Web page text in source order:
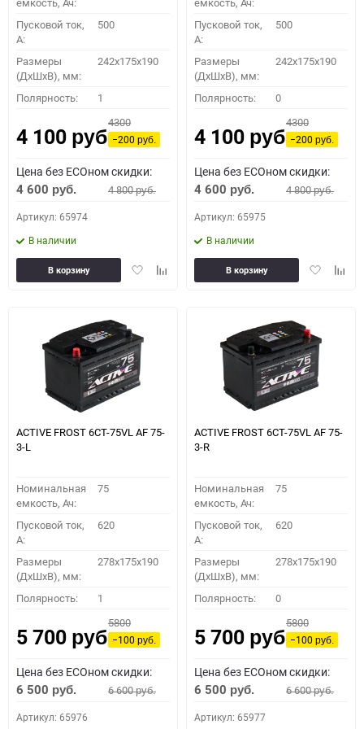
Пусковой ток,
A:
500
Размеры
(ДхШхВ), мм:
242x175x190
Полярность: 1
4 100 руб.
4300
−200руб.
Цена без ECOном скидки:
4 600 руб. 4 800руб.
Артикул: 65974
В наличии
ДобавитьДобавить
В корзину
Пусковой ток,
A:
500
Размеры
(ДхШхВ), мм:
242x175x190
Полярность: 0
4 100 руб.
4300
−200руб.
Цена без ECOном скидки:
4 600 руб. 4 800руб.
Артикул: 65975
В наличии
Добавить
В корзину
ACTIVE FROST 6СТ-75VL АF 75-
3-L
Номинальная
емкость, Ач:
75
Пусковой ток,
A:
620
Размеры
(ДхШхВ), мм:
278x175x190
Полярность: 1
5 700 руб.
5800
−100руб.
Цена без ECOном скидки:
6 500 руб. 6 600руб.
Артикул: 65976
ACTIVE FROST 6СТ-75VL АF 75-
3-R
Номинальная
емкость, Ач:
75
Пусковой ток,
A:
620
Размеры
(ДхШхВ), мм:
278x175x190
Полярность: 0
5 700 руб.
5800
−100руб.
Цена без ECOном скидки:
6 500 руб. 6 600руб.
Артикул: 65977